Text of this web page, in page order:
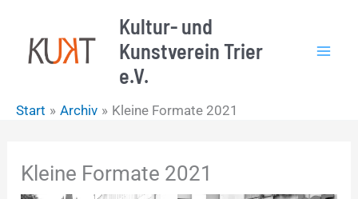
Inhalt
springen
Kultur- und
Kunstverein Trier
e.V.
Start Archiv Kleine Formate 2021
Kleine Formate 2021